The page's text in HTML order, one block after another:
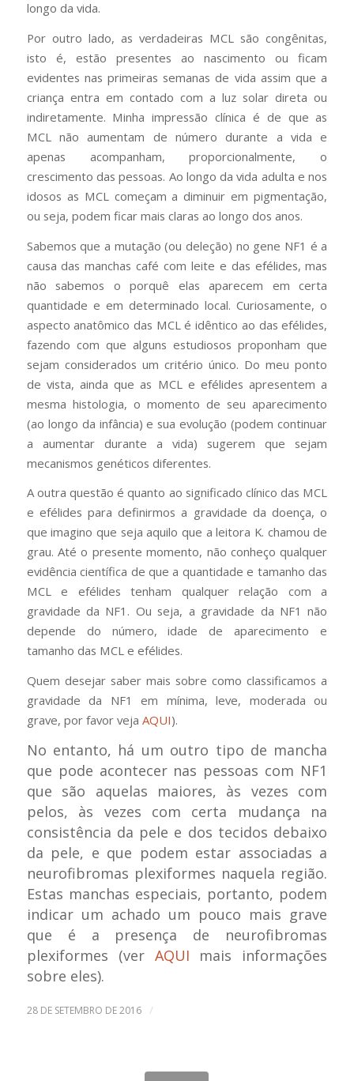
longo da vida.
Por outro lado, as verdadeiras MCL são congênitas,
isto é, estão presentes ao nascimento ou ficam
evidentes nas primeiras semanas de vida assim que a
criança entra em contado com a luz solar direta ou
indiretamente. Minha impressão clínica é de que as
MCL não aumentam de número durante a vida e
apenas acompanham, proporcionalmente, o
crescimento das pessoas. Ao longo da vida adulta e nos
idosos as MCL começam a diminuir em pigmentação,
ou seja, podem ficar mais claras ao longo dos anos.
Sabemos que a mutação (ou deleção) no gene NF1 é a
causa das manchas café com leite e das efélides, mas
não sabemos o porquê elas aparecem em certa
quantidade e em determinado local. Curiosamente, o
aspecto anatômico das MCL é idêntico ao das efélides,
fazendo com que alguns estudiosos proponham que
sejam considerados um critério único. Do meu ponto
de vista, ainda que as MCL e efélides apresentem a
mesma histologia, o momento de seu aparecimento
(ao longo da infância) e sua evolução (podem continuar
a aumentar durante a vida) sugerem que sejam
mecanismos genéticos diferentes.
A outra questão é quanto ao significado clínico das MCL
e efélides para definirmos a gravidade da doença, o
que imagino que seja aquilo que a leitora K. chamou de
grau. Até o presente momento, não conheço qualquer
evidência científica de que a quantidade e tamanho das
MCL e efélides tenham qualquer relação com a
gravidade da NF1. Ou seja, a gravidade da NF1 não
depende do número, idade de aparecimento e
tamanho das MCL e efélides.
Quem desejar saber mais sobre como classificamos a
gravidade da NF1 em mínima, leve, moderada ou
grave, por favor veja AQUI).
No entanto, há um outro tipo de mancha
que pode acontecer nas pessoas com NF1
que são aquelas maiores, às vezes com
pelos, às vezes com certa mudança na
consistência da pele e dos tecidos debaixo
da pele, e que podem estar associadas a
neurofibromas plexiformes naquela região.
Estas manchas especiais, portanto, podem
indicar um achado um pouco mais grave
que é a presença de neurofibromas
plexiformes (ver AQUI mais informações
sobre eles).
28 DE SETEMBRO DE 2016 /